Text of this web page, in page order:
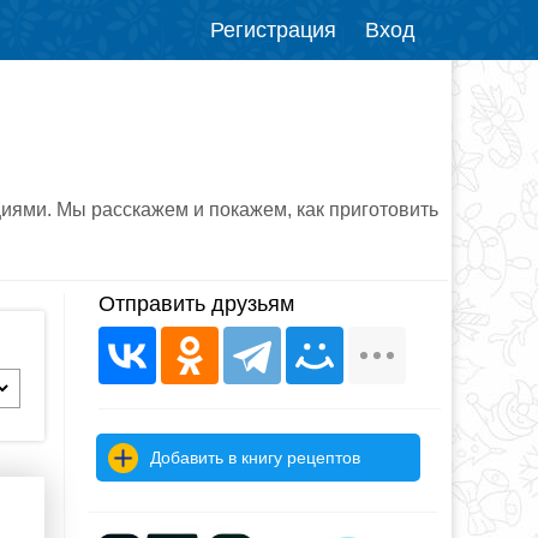
Регистрация Вход
Мы расскажем и покажем, как приготовить
Отправить друзьям
Добавить в книгу рецептов